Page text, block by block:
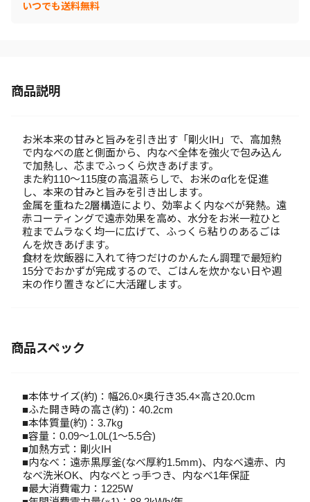
いつでも送料無料
商品説明
お米本来の甘みと旨みを引き出す「剛火IH」で、高加熱
で内なべの底と側面から、内なべ全体を強火で包み込ん
で加熱し、芯までふっくら炊きあげます。
また約110～115度の高温蒸らしで、お米のα化を促進
し、本来の甘みと旨みを引き出します。
金属を重ねた2層構造により、効率よく内なべが発熱。遠
赤コーティングで遠赤効果を高め、水分をお米一粒ひと
粒までムラなく均一に広げて、ふっくら粘りのあるごは
んを炊きあげます。
食材を炊飯器に入れて待つだけのかんたん調理で最短約
15分でおかずが完成するので、ごはんを炊かない日や週
末の作り置きなどに大活躍します。
商品スペック
■本体サイズ(約)：幅26.0×奥行き35.4×高さ20.0cm
■ふた開き時の高さ(約)：40.2cm
■本体質量(約)：3.7kg
■容量：0.09～1.0L(1～5.5合)
■加熱方式：剛火IH
■内なべ：遠赤黒厚釜(なべ厚約1.5mm)、内なべ遠赤、内
なべ洗米OK、内なべとっ手つき、内なべ1年保証
■最大消費電力：1225W